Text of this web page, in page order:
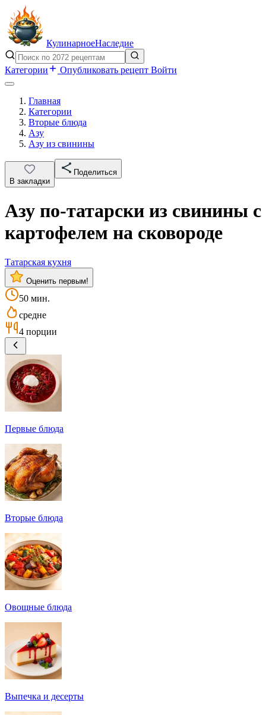
КулинарноеНаследие
Категории Опубликовать рецепт Войти
Главная
Категории
Вторые блюда
Азу
Азу из свинины
В закладки
Поделиться
Азу по-татарски из свинины с
картофелем на сковороде
Татарская кухня
Оценить первым!
50 мин.
средне
4 порции
Первые блюда
Вторые блюда
Овощные блюда
Выпечка и десерты